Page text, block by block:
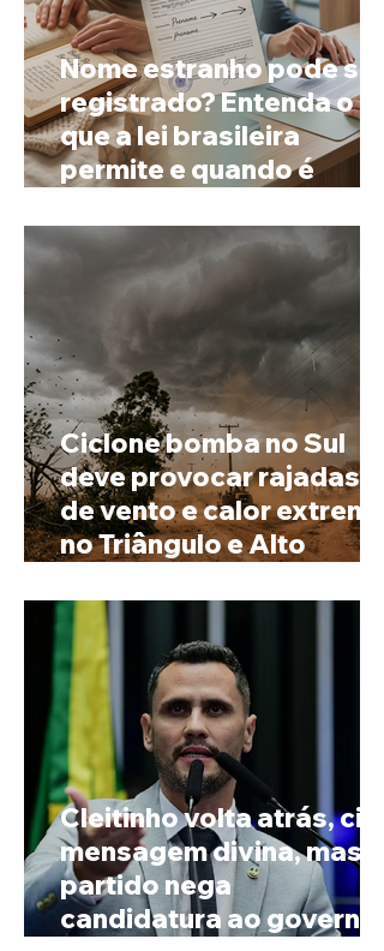
Nome estranho pode ser
registrado? Entenda o
que a lei brasileira
permite e quando é
prenome
Ciclone bomba no Sul
deve provocar rajadas
de vento e calor extremo
no Triângulo e Alto
Cleitinho volta atrás, cita
mensagem divina, mas
partido nega
candidatura ao governo